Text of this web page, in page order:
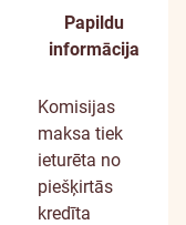
Papildu
informācija
Komisijas
maksa tiek
ieturēta no
piešķirtās
kredīta